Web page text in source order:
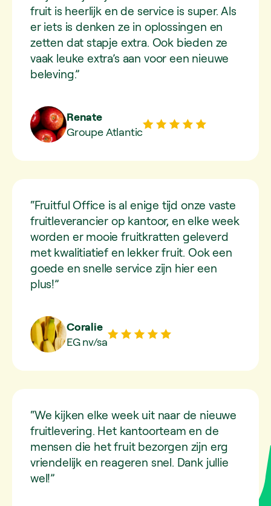
fruit is heerlijk en de service is super. Als
er iets is denken ze in oplossingen en
zetten dat stapje extra. Ook bieden ze
vaak leuke extra’s aan voor een nieuwe
beleving.”
Renate
Groupe Atlantic
“Fruitful Office is al enige tijd onze vaste
fruitleverancier op kantoor, en elke week
worden er mooie fruitkratten geleverd
met kwalitiatief en lekker fruit. Ook een
goede en snelle service zijn hier een
plus!”
Coralie
EG nv/sa
“We kijken elke week uit naar de nieuwe
fruitlevering. Het kantoorteam en de
mensen die het fruit bezorgen zijn erg
vriendelijk en reageren snel. Dank jullie
wel!”